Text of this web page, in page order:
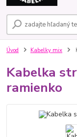
Úvod Kabelky mix
Kabelka
ramienko